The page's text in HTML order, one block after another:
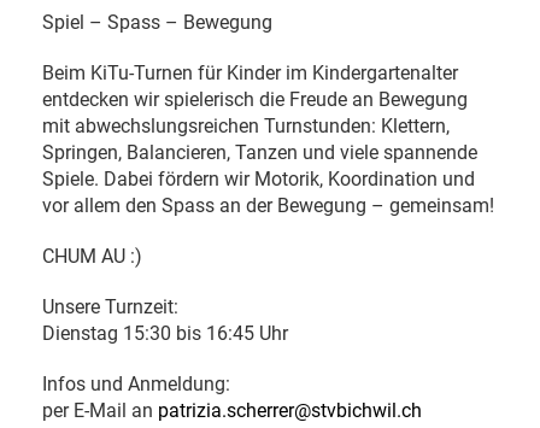
Spiel – Spass – Bewegung
Beim KiTu-Turnen für Kinder im Kindergartenalter
entdecken wir spielerisch die Freude an Bewegung
mit abwechslungsreichen Turnstunden: Klettern,
Springen, Balancieren, Tanzen und viele spannende
Spiele. Dabei fördern wir Motorik, Koordination und
vor allem den Spass an der Bewegung – gemeinsam!
CHUM AU :)
Unsere Turnzeit:
Dienstag 15:30 bis 16:45 Uhr
Infos und Anmeldung:
per E-Mail an patrizia.scherrer@stvbichwil.ch